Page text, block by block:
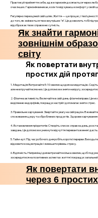
Практикуй прийняття себе, адже гармонія досягається через
очах інших. Гармонія виникає, коли ти відчуваєш комфорт у своїй
Регулярно переоцінюй свій шлях. Життя — це процес, і твої
до того, як змінюється твоє внутрішнє "я". Це дозволить тобі
відображає твою справжню сутність.
Як знайти
зовнішнім
світу
Як повертати
простих дій
1. Медитація: Витрачайте 5-10 хвилин щодня на медитацію. Сидіть
але не втручайтеся в них. Це допоможе зняти напругу,
2. Фізична активність: Включайте в свій день фізичні вправи. Це
виділенню ендорфінів, покращує настрій і допомагає зняти стрес.
3. Правильне харчування: Звертайте увагу на свій раціон.
споживання цукру та оброблених продуктів. Здорове харчування
4. Встановлення пріоритетів: Створіть список справ на день,
завдань. Це допоможе уникнути відчуття перевантаження і дасть
5. Тайм-аут: Під час робочого дня робіть короткі перерви.
відновити концентрацію і зменшити рівень стресу.
6. Вдячність: Наприкінці дня витрачайте кілька хвилин, щоб
зосередитися на позитивних аспектах життя і покращує загальний
Як повертати
через 6